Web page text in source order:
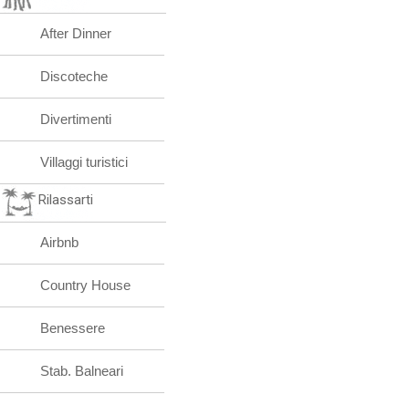
After Dinner
Discoteche
Divertimenti
Villaggi turistici
Rilassarti
Airbnb
Country House
Benessere
Stab. Balneari